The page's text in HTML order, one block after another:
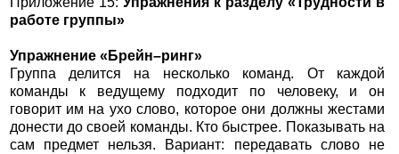
работе группы»
Упражнение «Брейн–ринг»
Группа делится на несколько команд. От каждой
команды к ведущему подходит по человеку, и он
говорит им на ухо слово, которое они должны жестами
донести до своей команды. Кто быстрее. Показывать на
сам предмет нельзя. Вариант: передавать слово не